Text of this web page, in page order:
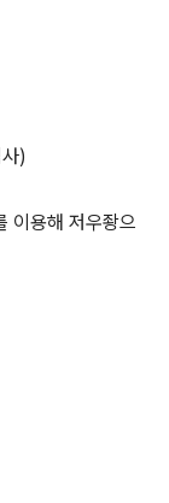
)
이용해 저우좡으